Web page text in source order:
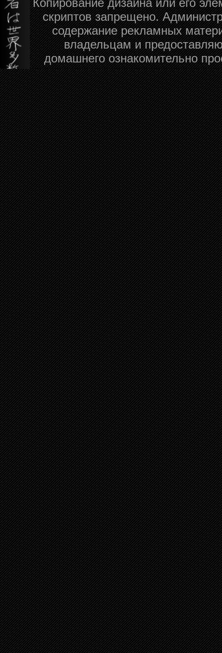
Копирование дизайна или его
скриптов запрещено.
содержание рекламных
владельцам и
домашнего ознакомительно